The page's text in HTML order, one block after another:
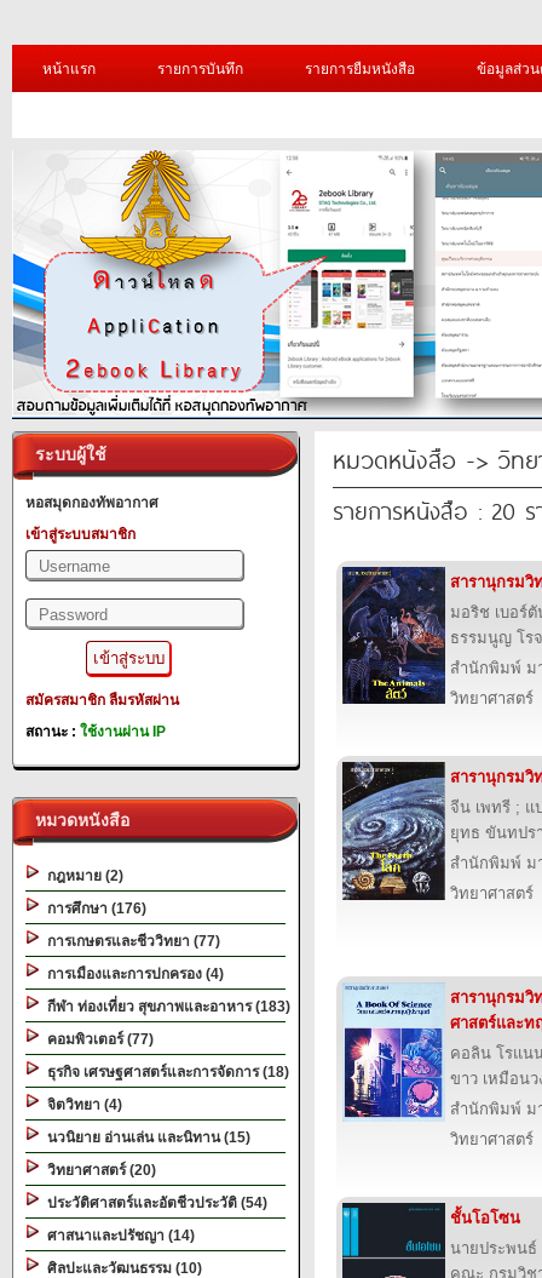
หน้าแรก รายการบันทึก รายการยืมหนังสือ ข้อมูลส่ว
ระบบผู้ใช้
หอสมุดกองทัพอากาศ
เข้าสู่ระบบสมาชิก
สมัครสมาชิก ลืมรหัสผ่าน
สถานะ : ใช้งานผ่าน IP
หมวดหนังสือ
กฎหมาย (2)
การศึกษา (176)
การเกษตรและชีววิทยา (77)
การเมืองและการปกครอง (4)
กีฬา ท่องเที่ยว สุขภาพและอาหาร (183)
คอมพิวเตอร์ (77)
ธุรกิจ เศรษฐศาสตร์และการจัดการ (18)
จิตวิทยา (4)
นวนิยาย อ่านเล่น และนิทาน (15)
วิทยาศาสตร์ (20)
ประวัติศาสตร์และอัตชีวประวัติ (54)
ศาสนาและปรัชญา (14)
ศิลปะและวัฒนธรรม (10)
หมวดหนังสือ -> วิทย
รายการหนังสือ : 20 ร
สารานุกรมวิ
มอริช เบอร์ตั
ธรรมนูญ โร
สำนักพิมพ์ ม
วิทยาศาสตร์
สารานุกรมวิ
จีน เพทรี ; แ
ยุทธ ขันทปร
สำนักพิมพ์ ม
วิทยาศาสตร์
สารานุกรมวิ
ศาสตร์และท
คอลิน โรแน
ขาว เหมือนว
สำนักพิมพ์ ม
วิทยาศาสตร์
ชั้นโอโซน
นายประพน
คณะ,กรมวิช